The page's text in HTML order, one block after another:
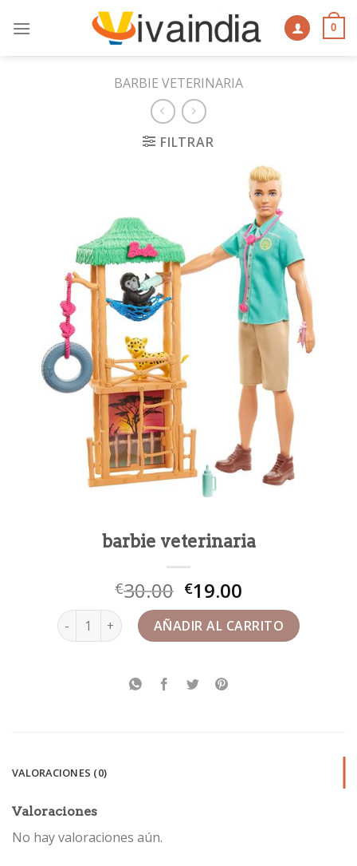
0
BARBIE VETERINARIA
FILTRAR
barbie veterinaria
€30.00 €19.00
barbie veterinaria cantidadAÑADIR AL CARRITO
VALORACIONES (0)
Valoraciones
No hay valoraciones aún.